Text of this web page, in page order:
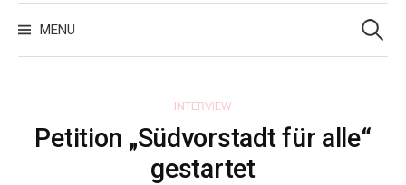
MENÜ
Suchen
nach:
INTERVIEW
Petition „Südvorstadt für alle“
gestartet